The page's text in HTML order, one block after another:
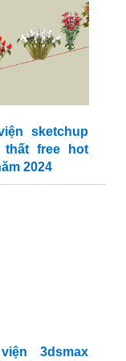
sketchup
thất free hot
2024
3dsmax